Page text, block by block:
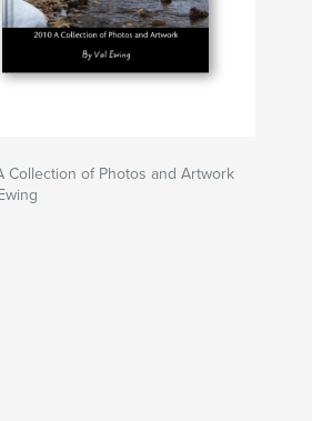
Collection of Photos and Artwork